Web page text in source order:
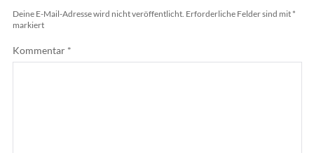
Deine E-Mail-Adresse wird nicht veröffentlicht. Erforderliche Felder sind mit *
markiert
Kommentar *